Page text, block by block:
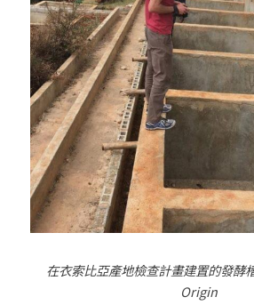
在衣索比亞產地檢查計畫建置的發酵
Origin